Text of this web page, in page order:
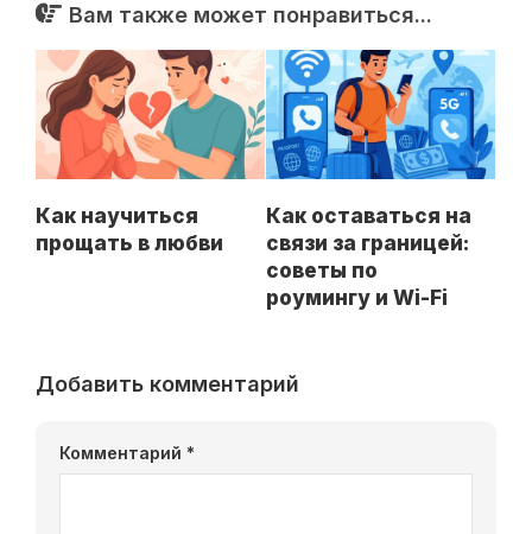
Вам также может понравиться...
Как научиться
прощать в любви
Как оставаться на
связи за границей:
советы по
роумингу и Wi-Fi
Добавить комментарий
Комментарий *